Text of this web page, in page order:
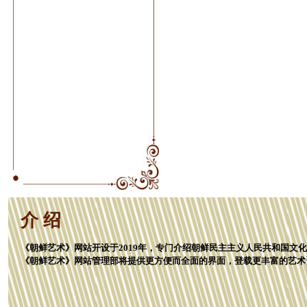
介 绍
《朝鲜艺术》网站开设于2019年，专门介绍朝鲜民主主义人民共和国文
《朝鲜艺术》网站管理部将提供更方便而全面的界面，登载更丰富的艺